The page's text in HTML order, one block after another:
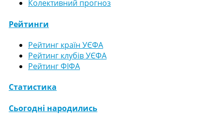
Колективний прогноз
Рейтинги
Рейтинг країн УЄФА
Рейтинг клубів УЄФА
Рейтинг ФІФА
Статистика
Сьогодні народились